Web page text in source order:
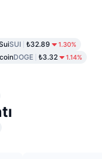
SUI ₺32.89 1.30%
DOGE ₺3.32 1.14%